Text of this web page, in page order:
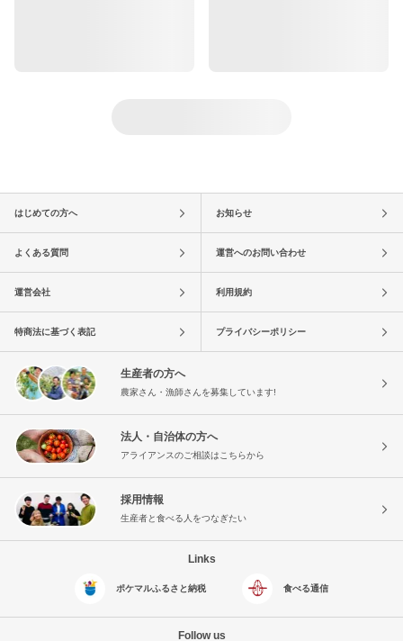
はじめての方へ お知らせ
よくある質問 運営へのお問い合わせ
運営会社 利用規約
特商法に基づく表記 プライバシーポリシー
生産者の方へ
農家さん・漁師さんを募集しています!
法人・自治体の方へ
アライアンスのご相談はこちらから
採用情報
生産者と食べる人をつなぎたい
Links
ポケマルふるさと納税 食べる通信
Follow us